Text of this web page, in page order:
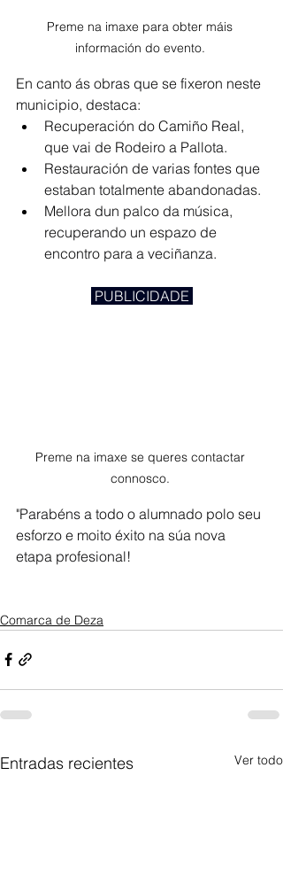
Preme na imaxe para obter máis
información do evento.
En canto ás obras que se fixeron neste
municipio, destaca:
Recuperación do Camiño Real,
que vai de Rodeiro a Pallota.
Restauración de varias fontes que
estaban totalmente abandonadas.
Mellora dun palco da música,
recuperando un espazo de
encontro para a veciñanza.
PUBLICIDADE
Preme na imaxe se queres contactar
connosco.
"Parabéns a todo o alumnado polo seu
esforzo e moito éxito na súa nova
etapa profesional!
Comarca de Deza
Entradas recientes Ver todo